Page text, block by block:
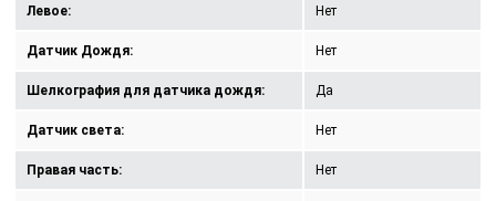
Левое: Нет
Датчик Дождя: Нет
Шелкография для датчика дождя: Да
Датчик света: Нет
Правая часть: Нет